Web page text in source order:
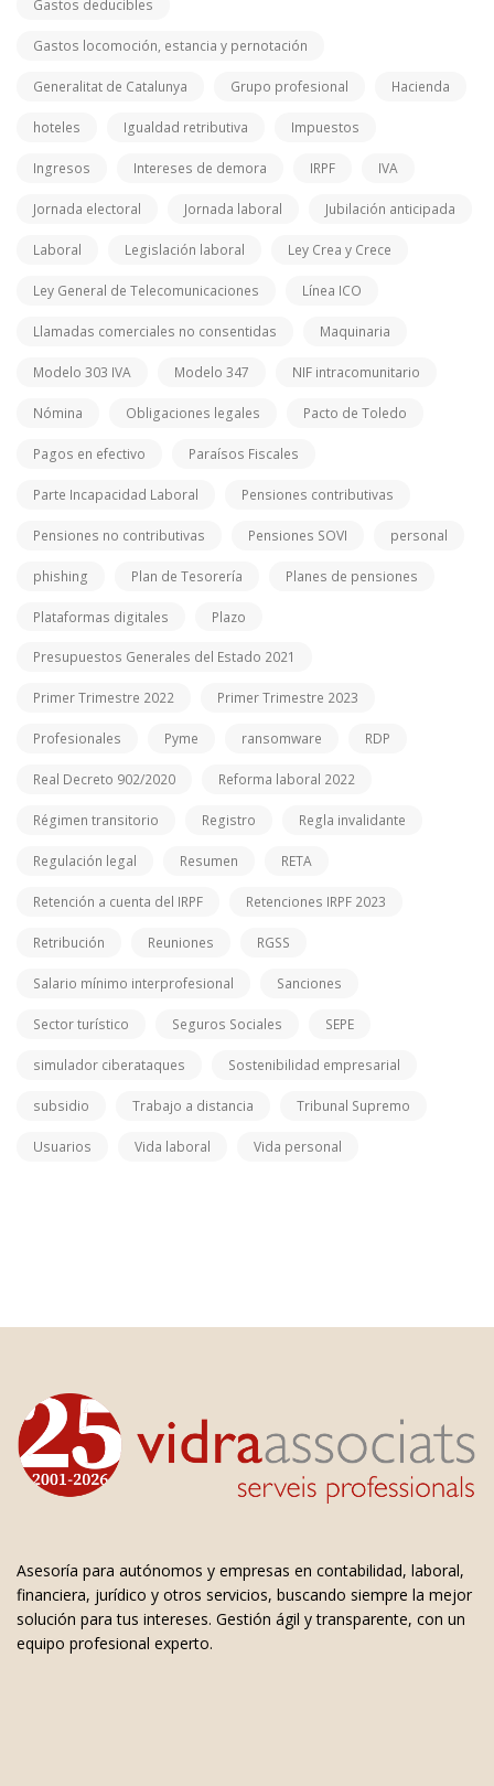
Gastos deducibles
Gastos locomoción, estancia y pernotación
Generalitat de Catalunya Grupo profesional Hacienda
hoteles Igualdad retributiva Impuestos
Ingresos Intereses de demora IRPF IVA
Jornada electoral Jornada laboral Jubilación anticipada
Laboral Legislación laboral Ley Crea y Crece
Ley General de Telecomunicaciones Línea ICO
Llamadas comerciales no consentidas Maquinaria
Modelo 303 IVA Modelo 347 NIF intracomunitario
Nómina Obligaciones legales Pacto de Toledo
Pagos en efectivo Paraísos Fiscales
Parte Incapacidad Laboral Pensiones contributivas
Pensiones no contributivas Pensiones SOVI personal
phishing Plan de Tesorería Planes de pensiones
Plataformas digitales Plazo
Presupuestos Generales del Estado 2021
Primer Trimestre 2022 Primer Trimestre 2023
Profesionales Pyme ransomware RDP
Real Decreto 902/2020 Reforma laboral 2022
Régimen transitorio Registro Regla invalidante
Regulación legal Resumen RETA
Retención a cuenta del IRPF Retenciones IRPF 2023
Retribución Reuniones RGSS
Salario mínimo interprofesional Sanciones
Sector turístico Seguros Sociales SEPE
simulador ciberataques Sostenibilidad empresarial
subsidio Trabajo a distancia Tribunal Supremo
Usuarios Vida laboral Vida personal
Asesoría para autónomos y empresas en contabilidad, laboral,
financiera, jurídico y otros servicios, buscando siempre la mejor
solución para tus intereses. Gestión ágil y transparente, con un
equipo profesional experto.